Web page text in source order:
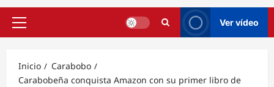
Menú
Ver vídeo
Inicio
Carabobo
Carabobeña conquista Amazon con su primer libro de